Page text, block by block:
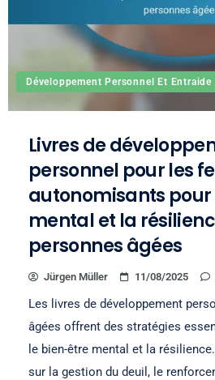
Développement Personnel Et Entraide
Livres de
personnel pour les
autonomisants
mental et la
personnes âgées
Jürgen Müller 11/08/2025
Les livres de développement
âgées offrent des stratégies
le bien-être mental et la
sur la gestion du deuil, le